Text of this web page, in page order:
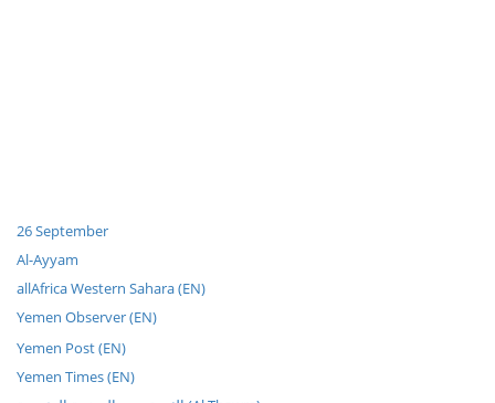
26 September
Al-Ayyam
allAfrica Western Sahara (EN)
Yemen Observer (EN)
Yemen Post (EN)
Yemen Times (EN)